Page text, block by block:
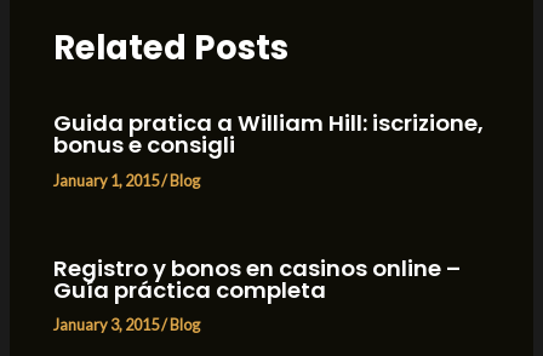
Related Posts
Guida pratica a William Hill: iscrizione,
bonus e consigli
January 1, 2015/Blog
Registro y bonos en casinos online –
Guía práctica completa
January 3, 2015/Blog